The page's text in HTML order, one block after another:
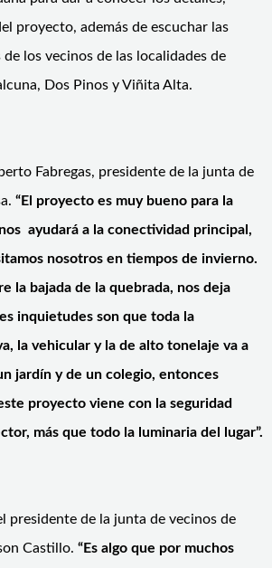
proyecto, además de escuchar las
los vecinos de las localidades de
Dos Pinos y Viñita Alta.
Fabregas, presidente de la junta de
“El proyecto es muy bueno para la
ayudará a la conectividad principal,
nosotros en tiempos de invierno.
la bajada de la quebrada, nos deja
inquietudes son que toda la
la vehicular y la de alto tonelaje va a
jardín y de un colegio, entonces
proyecto viene con la seguridad
más que todo la luminaria del lugar”.
presidente de la junta de vecinos de
Castillo. “Es algo que por muchos